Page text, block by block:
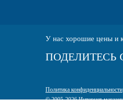
У нас хорошие цены и
ПОДЕЛИТЕСЬ
Политика конфиденциальности
© 2005-2026 Интернет-